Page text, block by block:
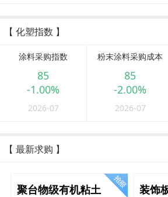
【 化塑指数 】
涂料采购指数
85
-1.00%
2026-07
粉末涂料采购成本
85
-2.00%
2026-07
【 最新求购 】
聚台物级有机粘土 装饰